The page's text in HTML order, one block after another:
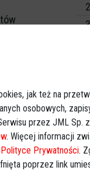
w miniony
na tej samej
mogą
na
się
także
jak też na
osobowych,
przez JML Sp.
. Więcej informacji
Polityce Prywatności.
poprzez link